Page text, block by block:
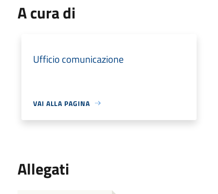
A cura di
Ufficio comunicazione
VAI ALLA PAGINA
Allegati